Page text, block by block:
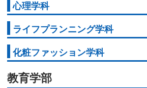
心理学科
ライフプランニング学科
化粧ファッション学科
教育学部